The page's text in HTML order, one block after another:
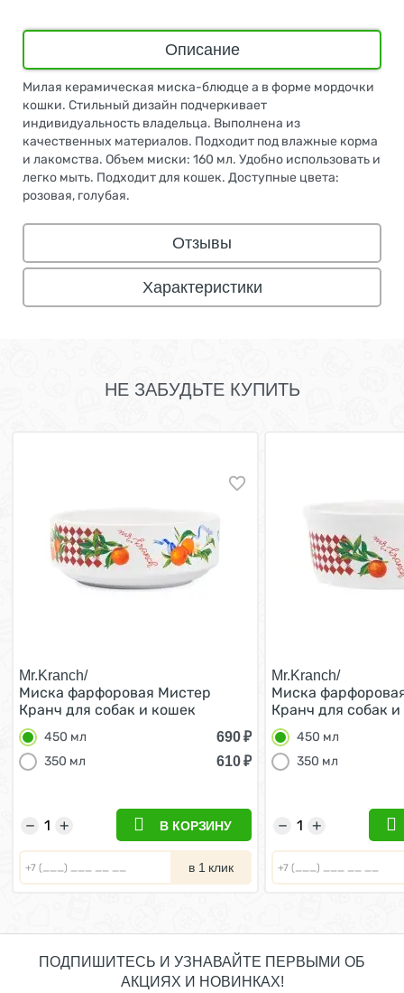
Описание
Милая керамическая миска-блюдце а в форме мордочки
кошки. Стильный дизайн подчеркивает
индивидуальность владельца. Выполнена из
качественных материалов. Подходит под влажные корма
и лакомства. Объем миски: 160 мл. Удобно использовать и
легко мыть. Подходит для кошек. Доступные цвета:
розовая, голубая.
Отзывы
Характеристики
НЕ ЗАБУДЬТЕ КУПИТЬ
Mr.Kranch/
Миска фарфоровая Мистер
Кранч для собак и кошек
Апельсины Белая 450 мл
450 мл 690₽
350 мл
610₽
+
− В КОРЗИНУ
в 1 клик
Mr.Kranch/
Миска
Кранч для собак
Апельсины Белая
450 мл
350 мл
+
−
ПОДПИШИТЕСЬ И УЗНАВАЙТЕ ПЕРВЫМИ ОБ
АКЦИЯХ И НОВИНКАХ!